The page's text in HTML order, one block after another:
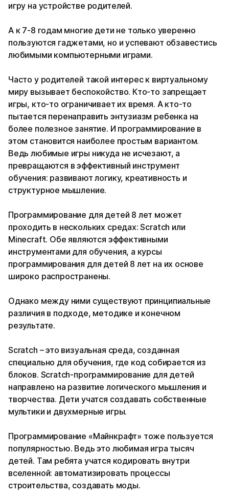
игру на устройстве родителей.
А к 7-8 годам многие дети не только уверенно
пользуются гаджетами, но и успевают обзавестись
любимыми компьютерными играми.
Часто у родителей такой интерес к виртуальному
миру вызывает беспокойство. Кто-то запрещает
игры, кто-то ограничивает их время. А кто-то
пытается перенаправить энтузиазм ребенка на
более полезное занятие. И программирование в
этом становится наиболее простым вариантом.
Ведь любимые игры никуда не исчезают, а
превращаются в эффективный инструмент
обучения: развивают логику, креативность и
структурное мышление.
Программирование для детей 8 лет может
проходить в нескольких средах: Scratch или
Minecraft. Обе являются эффективными
инструментами для обучения, а курсы
программирования для детей 8 лет на их основе
широко распространены.
Однако между ними существуют принципиальные
различия в подходе, методике и конечном
результате.
Scratch – это визуальная среда, созданная
специально для обучения, где код собирается из
блоков. Scratch-программирование для детей
направлено на развитие логического мышления и
творчества. Дети учатся создавать собственные
мультики и двухмерные игры.
Программирование «Майнкрафт» тоже пользуется
популярностью. Ведь это любимая игра тысяч
детей. Там ребята учатся кодировать внутри
вселенной: автоматизировать процессы
строительства, создавать моды.